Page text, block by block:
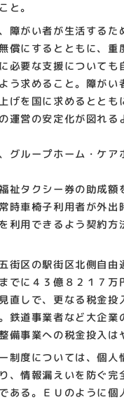
と。
障がい者が生活するた
償にするとともに、重
必要な支援についても
う求めること。障がい
げを国に求めるととも
運営の安定化が図れる
グループホーム・ケア
祉タクシー券の助成額
時車椅子利用者が外出
利用できるよう契約方
街区の駅街区北側自由
でに４３億８２１７万
直しで、更なる税金投
鉄道事業者など大企業
備事業への税金投入は
制度については、個人
、情報漏えいを防ぐ完
ある。ＥＵのように個